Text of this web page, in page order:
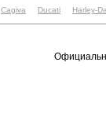
Cagiva Ducati Harley-